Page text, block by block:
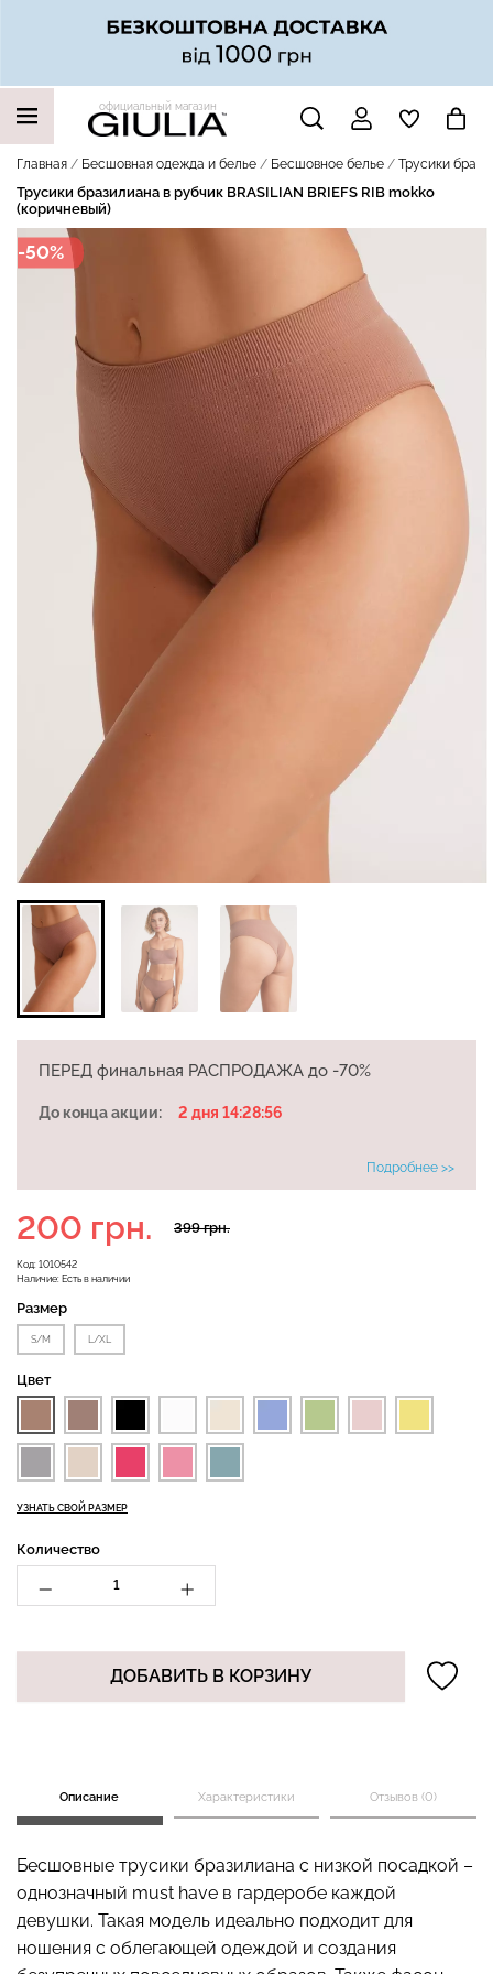
официальный магазин
Главная Бесшовная одежда и белье Бесшовное белье Трусики
Трусики бразилиана в рубчик BRASILIAN BRIEFS RIB mokko
(коричневый)
-50%
ПЕРЕД финальная РАСПРОДАЖА до -70%
До конца акции: 2 дня 14:28:55
Подробнее >>
Код: 1010542
Наличие: Есть в наличии
399 грн.
200 грн.
Размер
S/M L/XL
Цвет
УЗНАТЬ СВОЙ РАЗМЕР
Количество
ДОБАВИТЬ В КОРЗИНУ
Описание Характеристики Отзывов (0)
Бесшовные трусики бразилиана с низкой посадкой –
однозначный must have в гардеробе каждой
девушки. Такая модель идеально подходит для
ношения с облегающей одеждой и создания
НАШИ ТРЕНДОВЫЕ ТОВАРЫ
Бесшовные леггинсы из
микрофибры LEGGINGS
02 (черный) Giulia
789 грн.
Бесшовный топ на тонких
Бесшовная бразилиана с
BRASILIAN SHAPEWEAR
Топ на бретелях в рубчик
(черный) Giulia
499 грн.
Бесшовные леггинсы
689 грн.
275 грн.